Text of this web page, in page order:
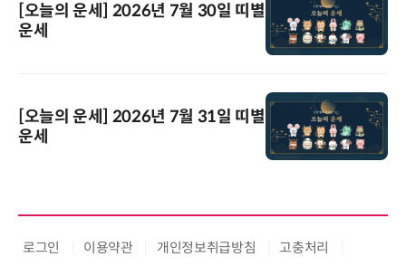
[오늘의 운세] 2026년 7월 30일 띠별
운세
[오늘의 운세] 2026년 7월 31일 띠별
운세
로그인 이용약관 개인정보취급방침
고충처리